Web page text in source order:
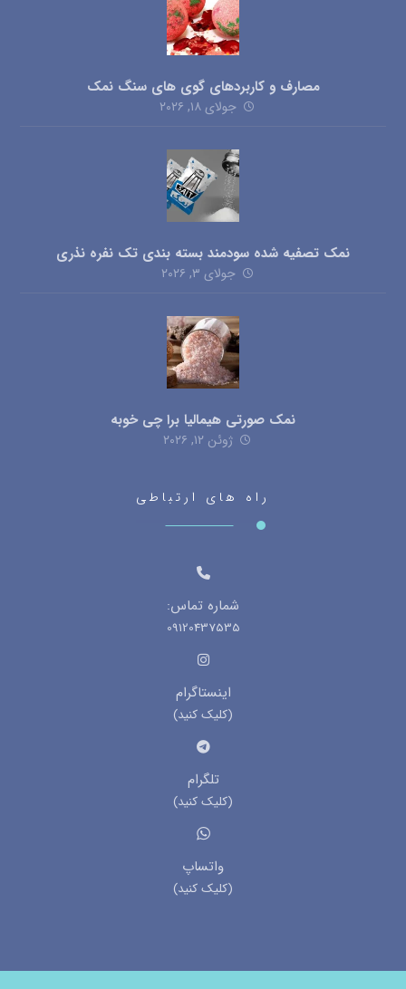
مصارف و کاربردهای گوی های سنگ نمک
جولای ۱۸, ۲۰۲۶
نمک تصفیه شده سودمند بسته بندی تک نفره نذری
جولای ۳, ۲۰۲۶
نمک صورتی هیمالیا برا چی خوبه
ژوئن ۱۲, ۲۰۲۶
راه های ارتباطی
شماره تماس:
09120437535
اینستاگرام
(کلیک کنید)
تلگرام
(کلیک کنید)
واتساپ
(کلیک کنید)